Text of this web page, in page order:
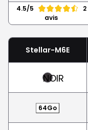
4.5/5
2
avis
Stellar-M6E
NOIR
64Go